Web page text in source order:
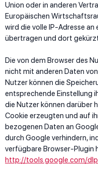
Union oder in anderen
Europäischen
wird die volle IP-Adresse an
übertragen und dort
Die von dem Browser des
nicht mit anderen Daten
Nutzer können die
entsprechende Einstellung
die Nutzer können darüber
Cookie erzeugten und auf
bezogenen Daten an
durch Google verhindern,
verfügbare Browser-Plugin
http://tools.google.com/